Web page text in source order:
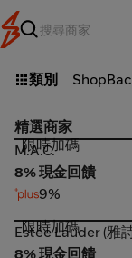
類別
精選商家
M.A.C.
限時加碼
M.A.C.
8% 現金回饋
9%
Estée Lauder (雅
限時加碼
Estée Lauder (雅
8% 現金回饋